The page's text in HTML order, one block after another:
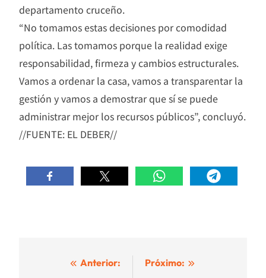
departamento cruceño.
“No tomamos estas decisiones por comodidad
política. Las tomamos porque la realidad exige
responsabilidad, firmeza y cambios estructurales.
Vamos a ordenar la casa, vamos a transparentar la
gestión y vamos a demostrar que sí se puede
administrar mejor los recursos públicos”, concluyó.
//FUENTE: EL DEBER//
Navegación
Anterior:
Próximo: